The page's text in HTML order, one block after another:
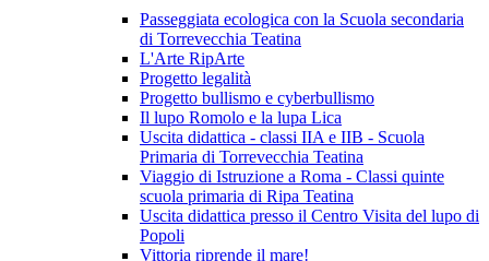
Passeggiata ecologica con la Scuola secondaria
di Torrevecchia Teatina
L'Arte RipArte
Progetto legalità
Progetto bullismo e cyberbullismo
Il lupo Romolo e la lupa Lica
Uscita didattica - classi IIA e IIB - Scuola
Primaria di Torrevecchia Teatina
Viaggio di Istruzione a Roma - Classi quinte
scuola primaria di Ripa Teatina
Uscita didattica presso il Centro Visita del lupo di
Popoli
Vittoria riprende il mare!